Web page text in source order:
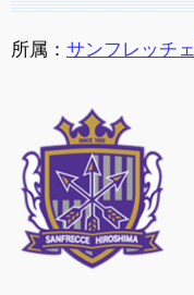
所属： サンフレッチ